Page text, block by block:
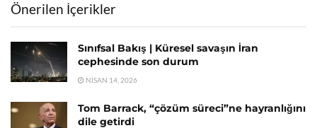
Önerilen İçerikler
Sınıfsal Bakış | Küresel savaşın İran
cephesinde son durum
NISAN 14, 2026
Tom Barrack, “çözüm süreci”ne hayranlığını
dile getirdi